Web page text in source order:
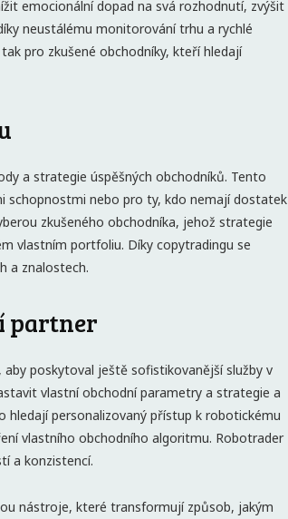
emocionální dopad na svá rozhodnutí, zvýšit
neustálému monitorování trhu a rychlé
pro zkušené obchodníky, kteří hledají
a strategie úspěšných obchodníků. Tento
schopnostmi nebo pro ty, kdo nemají dostatek
zkušeného obchodníka, jehož strategie
vlastním portfoliu. Díky copytradingu se
a znalostech.
partner
poskytoval ještě sofistikovanější služby v
vlastní obchodní parametry a strategie a
personalizovaný přístup k robotickému
vlastního obchodního algoritmu. Robotrader
a konzistencí.
nástroje, které transformují způsob, jakým